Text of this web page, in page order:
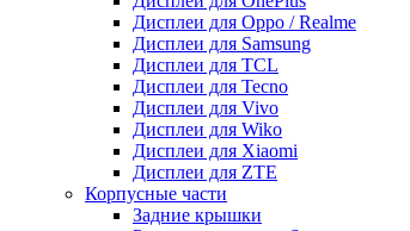
Дисплеи для Oppo / Realme
Дисплеи для Samsung
Дисплеи для TCL
Дисплеи для Tecno
Дисплеи для Vivo
Дисплеи для Wiko
Дисплеи для Xiaomi
Дисплеи для ZTE
Корпусные части
Задние крышки